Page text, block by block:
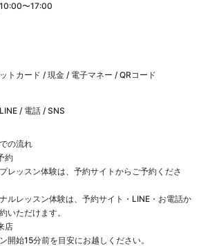
〜17:00
トカード / 現金 / 電子マネー / QRコード
/ 電話 / SNS
の流れ
約
レッスン体験は、予約サイトからご予約くださ
ルレッスン体験は、予約サイト・LINE・お電話か
いただけます。
店
開始15分前を目安にお越しください。